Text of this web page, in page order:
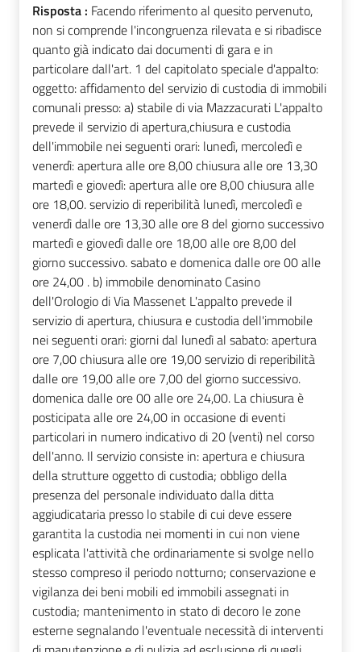
Risposta : Facendo riferimento al quesito pervenuto,
non si comprende l'incongruenza rilevata e si ribadisce
quanto già indicato dai documenti di gara e in
particolare dall'art. 1 del capitolato speciale d'appalto:
oggetto: affidamento del servizio di custodia di immobili
comunali presso: a) stabile di via Mazzacurati L'appalto
prevede il servizio di apertura,chiusura e custodia
dell'immobile nei seguenti orari: lunedì, mercoledì e
venerdì: apertura alle ore 8,00 chiusura alle ore 13,30
martedì e giovedì: apertura alle ore 8,00 chiusura alle
ore 18,00. servizio di reperibilità lunedì, mercoledì e
venerdì dalle ore 13,30 alle ore 8 del giorno successivo
martedì e giovedì dalle ore 18,00 alle ore 8,00 del
giorno successivo. sabato e domenica dalle ore 00 alle
ore 24,00 . b) immobile denominato Casino
dell'Orologio di Via Massenet L'appalto prevede il
servizio di apertura, chiusura e custodia dell'immobile
nei seguenti orari: giorni dal lunedì al sabato: apertura
ore 7,00 chiusura alle ore 19,00 servizio di reperibilità
dalle ore 19,00 alle ore 7,00 del giorno successivo.
domenica dalle ore 00 alle ore 24,00. La chiusura è
posticipata alle ore 24,00 in occasione di eventi
particolari in numero indicativo di 20 (venti) nel corso
dell'anno. Il servizio consiste in: apertura e chiusura
della strutture oggetto di custodia; obbligo della
presenza del personale individuato dalla ditta
aggiudicataria presso lo stabile di cui deve essere
garantita la custodia nei momenti in cui non viene
esplicata l'attività che ordinariamente si svolge nello
stesso compreso il periodo notturno; conservazione e
vigilanza dei beni mobili ed immobili assegnati in
custodia; mantenimento in stato di decoro le zone
esterne segnalando l'eventuale necessità di interventi